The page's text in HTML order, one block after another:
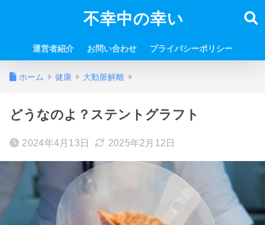
不幸中の幸い
運営者紹介 お問い合わせ プライバシーポリシー
ホーム 健康 大動脈解離
どうなのよ？ステントグラフト
2024年4月13日 2025年2月12日